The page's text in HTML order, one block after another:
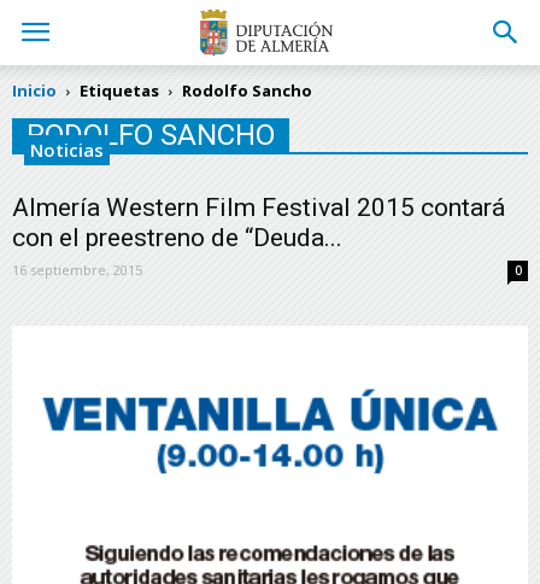
Inicio Etiquetas Rodolfo Sancho
RODOLFO SANCHO
Noticias
Almería Western Film Festival 2015 contará
con el preestreno de “Deuda...
16 septiembre, 2015 0